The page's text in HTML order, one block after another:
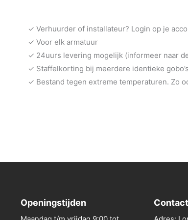
✓ Verhuurder of installateur? Login op je
✓ Voor elk armatuur
✓ 24uurs levering mogelijk (informeer naar
✓ Staffelkorting bij meerdere identieke
✓ Bestand tegen extreme temperaturen. Zo
Openingstijden Contact